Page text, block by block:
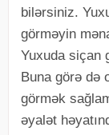
bilərsiniz.
görməyin
Yuxuda siçan
Buna görə də
görmək
əyalət